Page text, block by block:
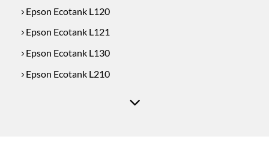
Epson Ecotank L120
Epson Ecotank L121
Epson Ecotank L130
Epson Ecotank L210